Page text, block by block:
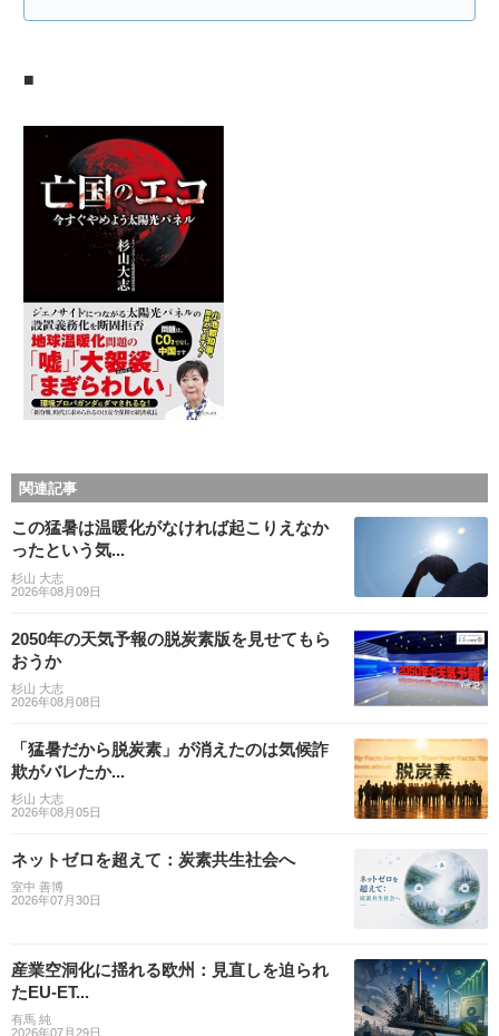
■
関連記事
この猛暑は温暖化がなければ起こりえなか
ったという気...
杉山 大志
2026年08月09日
2050年の天気予報の脱炭素版を見せてもら
おうか
杉山 大志
2026年08月08日
「猛暑だから脱炭素」が消えたのは気候詐
欺がバレたか...
杉山 大志
2026年08月05日
ネットゼロを超えて：炭素共生社会へ
室中 善博
2026年07月30日
産業空洞化に揺れる欧州：見直しを迫られ
たEU-ET...
有馬 純
2026年07月29日